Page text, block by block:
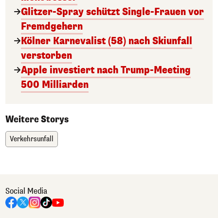
Glitzer-Spray schützt Single-Frauen vor
Fremdgehern
Kölner Karnevalist (58) nach Skiunfall
verstorben
Apple investiert nach Trump-Meeting
500 Milliarden
Weitere Storys
Verkehrsunfall
Social Media